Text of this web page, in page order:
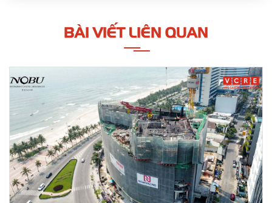
BÀI VIẾT LIÊN QUAN